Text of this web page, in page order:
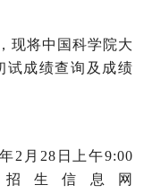
现将中国科学院大
试成绩查询及成绩
2月28日上午9:00
生信息网